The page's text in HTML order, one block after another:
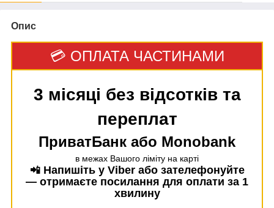
Опис
💳 ОПЛАТА ЧАСТИНАМИ
3 місяці без відсотків та
переплат
ПриватБанк або Monobank
в межах Вашого ліміту на карті
📲 Напишіть у Viber або зателефонуйте
— отримаєте посилання для оплати за 1
хвилину